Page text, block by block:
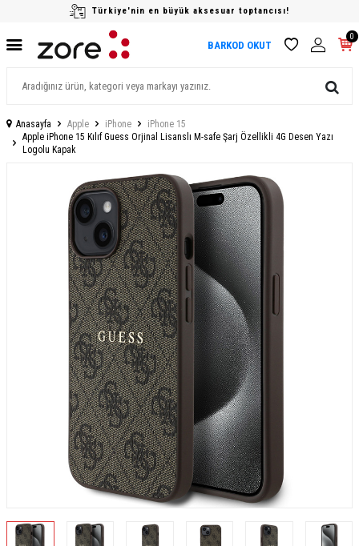
Türkiye'nin en büyük aksesuar toptancısı!
BARKOD OKUT
0
Anasayfa Apple iPhone
iPhone 15
Apple iPhone 15 Kılıf Guess Orjinal Lisanslı M-safe Şarj Özellikli 4G Desen Yazı
Logolu Kapak